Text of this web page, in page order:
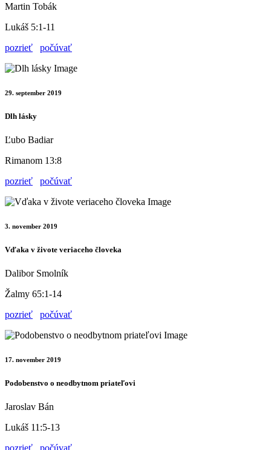
Martin Tobák
Lukáš 5:1-11
pozrieť
počúvať
29. september 2019
Dlh lásky
Ľubo Badiar
Rimanom 13:8
pozrieť
počúvať
3. november 2019
Vďaka v živote veriaceho človeka
Dalibor Smolník
Žalmy 65:1-14
pozrieť
počúvať
17. november 2019
Podobenstvo o neodbytnom priateľovi
Jaroslav Bán
Lukáš 11:5-13
pozrieť
počúvať